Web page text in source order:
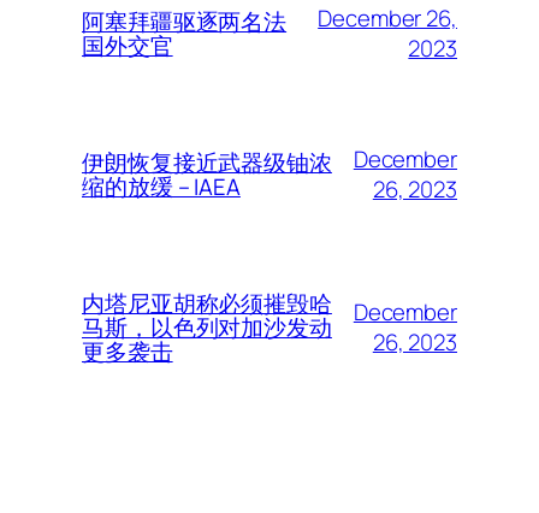
阿塞拜疆驱逐两名法
国外交官
December 26,
2023
伊朗恢复接近武器级铀浓
缩的放缓 – IAEA
December
26, 2023
内塔尼亚胡称必须摧毁哈
马斯，以色列对加沙发动
更多袭击
December
26, 2023